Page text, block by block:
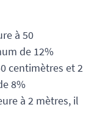
à 50
de 12%
centimètres et 2
8%
à 2 mètres, il